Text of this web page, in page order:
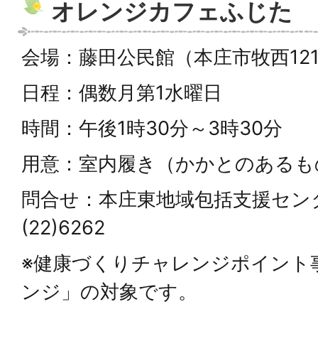
オレンジカフェふじた
会場：藤田公民館（本庄市牧西
日程：偶数月第1水曜日
時間：午後1時30分～3時30分
用意：室内履き（かかとのある
問合せ：本庄東地域包括支援セ
(22)6262
※健康づくりチャレンジポイン
ンジ」の対象です。